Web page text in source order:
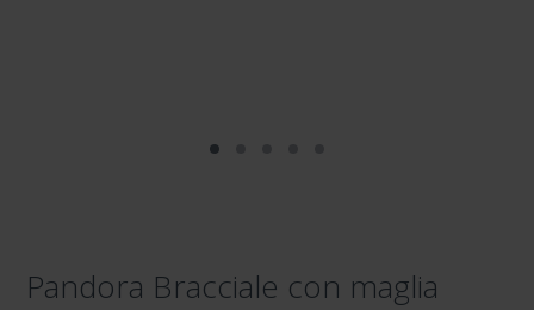
Pandora Bracciale con maglia